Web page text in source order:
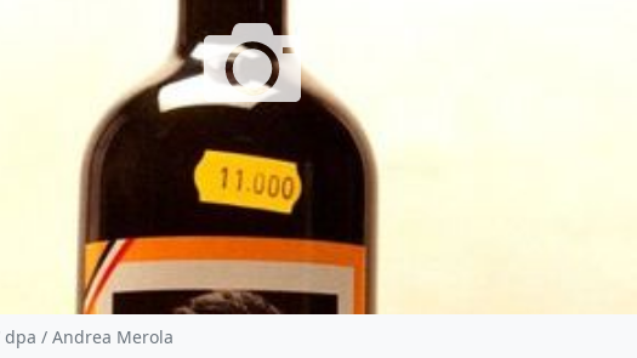
/ Andrea Merola